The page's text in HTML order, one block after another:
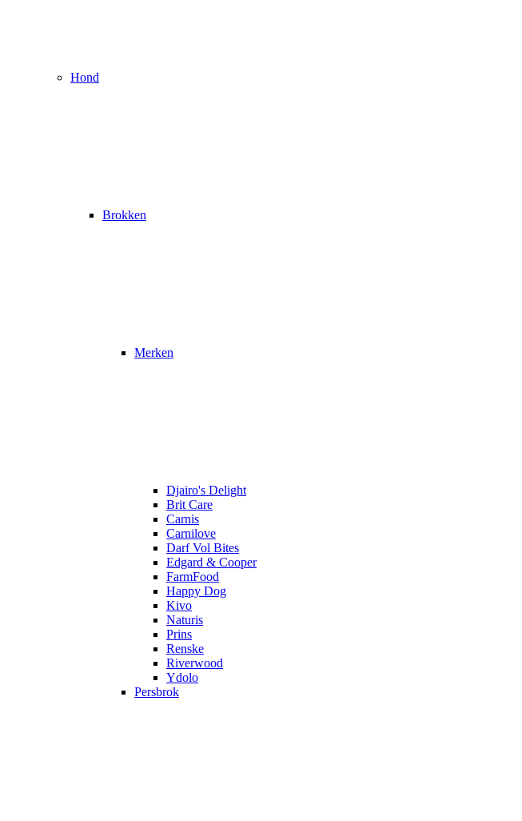
Hond
Brokken
Merken
Djairo's Delight
Brit Care
Carnis
Carnilove
Darf Vol Bites
Edgard & Cooper
FarmFood
Happy Dog
Kivo
Naturis
Prins
Renske
Riverwood
Ydolo
Persbrok